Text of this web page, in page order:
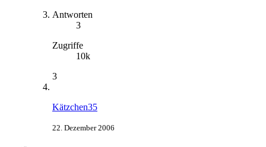
Antworten
3
Zugriffe
10k
3
Kätzchen35
22. Dezember 2006